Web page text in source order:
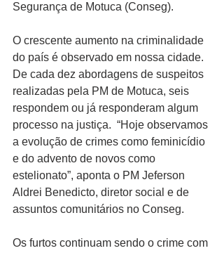
Segurança de Motuca (Conseg).
O crescente aumento na criminalidade
do país é observado em nossa cidade.
De cada dez abordagens de suspeitos
realizadas pela PM de Motuca, seis
respondem ou já responderam algum
processo na justiça.  “Hoje observamos
a evolução de crimes como feminicídio
e do advento de novos como
estelionato”, aponta o PM Jeferson
Aldrei Benedicto, diretor social e de
assuntos comunitários no Conseg.
Os furtos continuam sendo o crime com